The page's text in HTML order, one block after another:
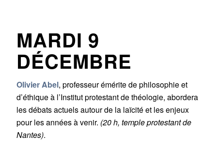
MARDI 9
DÉCEMBRE
Olivier Abel, professeur émérite de philosophie et
d’éthique à l’Institut protestant de théologie, abordera
les débats actuels autour de la laïcité et les enjeux
pour les années à venir. (20 h, temple protestant de
Nantes).